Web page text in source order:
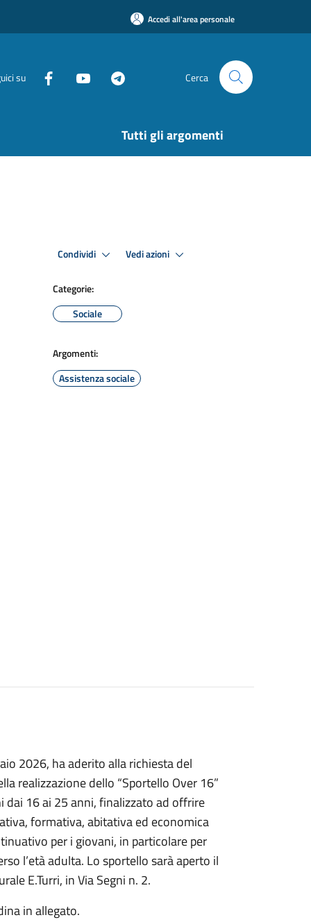
Accedi all'area personale
su Cerca
Tutti gli argomenti
Condividi Vedi azioni
Categorie:
Sociale
Argomenti:
Assistenza sociale
2026, ha aderito alla richiesta del
realizzazione dello “Sportello Over 16”
dai 16 ai 25 anni, finalizzato ad offrire
formativa, abitativa ed economica
per i giovani, in particolare per
l’età adulta. Lo sportello sarà aperto il
E.Turri, in Via Segni n. 2.
in allegato.